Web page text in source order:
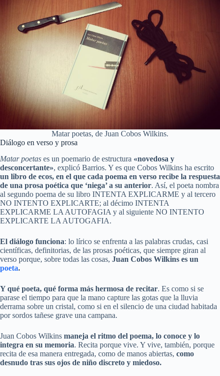
Matar poetas, de Juan Cobos Wilkins.
Diálogo en verso y prosa
Matar poetas es un poemario de estructura «novedosa y
desconcertante», explicó Barrios. Y es que Cobos Wilkins ha escrito
un libro de ecos, en el que cada poema en verso recibe la respuesta
de una prosa poética que ‘niega’ a su anterior. Así, el poeta nombra
al segundo poema de su libro INTENTA EXPLICARME y al tercero
NO INTENTO EXPLICARTE; al décimo INTENTA
EXPLICARME LA AUTOFAGIA y al siguiente NO INTENTO
EXPLICARTE LA AUTOGAFIA.
El diálogo funciona: lo lírico se enfrenta a las palabras crudas, casi
científicas, definitorias, de las prosas poéticas, que siempre giran al
verso porque, sobre todas las cosas, Juan Cobos Wilkins es un
poeta.
Y qué poeta, qué forma más hermosa de recitar. Es como si se
parase el tiempo para que la mano capture las gotas que la lluvia
derrama sobre un cristal, como si en el silencio de una ciudad habitada
por sordos tañese grave una campana.
Juan Cobos Wilkins maneja el ritmo del poema, lo conoce y lo
integra en su memoria. Recita porque vive. Y vive, también, porque
recita de esa manera entregada, como de manos abiertas, como
desnudo tras sus ojos de niño discreto y miedoso.